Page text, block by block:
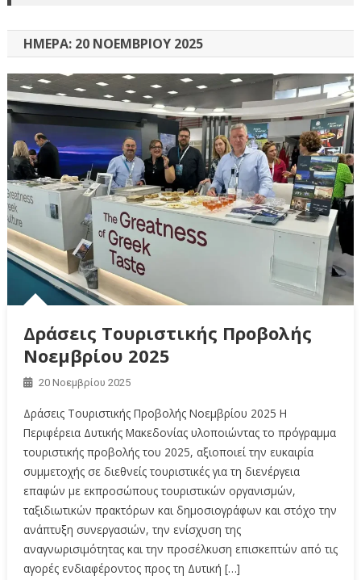
ΗΜΈΡΑ: 20 ΝΟΕΜΒΡΊΟΥ 2025
Δράσεις Τουριστικής Προβολής
Νοεμβρίου 2025
20 Νοεμβρίου 2025
Δράσεις Τουριστικής Προβολής Νοεμβρίου 2025 Η
Περιφέρεια Δυτικής Μακεδονίας υλοποιώντας το πρόγραμμα
τουριστικής προβολής του 2025, αξιοποιεί την ευκαιρία
συμμετοχής σε διεθνείς τουριστικές για τη διενέργεια
επαφών με εκπροσώπους τουριστικών οργανισμών,
ταξιδιωτικών πρακτόρων και δημοσιογράφων και στόχο την
ανάπτυξη συνεργασιών, την ενίσχυση της
αναγνωρισιμότητας και την προσέλκυση επισκεπτών από τις
αγορές ενδιαφέροντος προς τη Δυτική […]